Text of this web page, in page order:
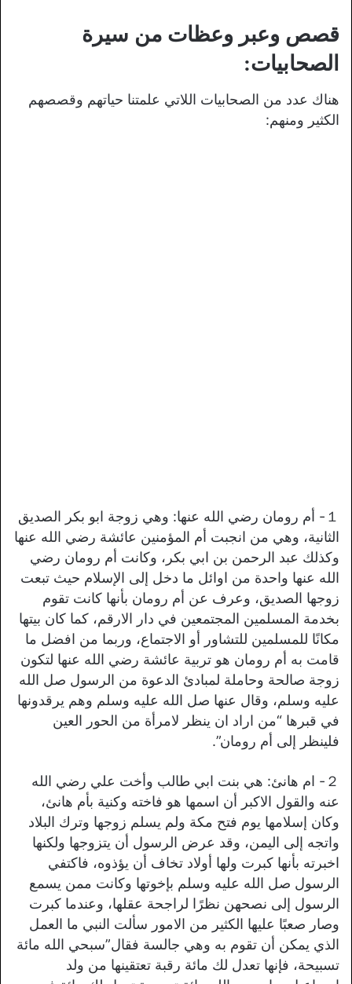
قصص وعبر وعظات من سيرة
الصحابيات:
هناك عدد من الصحابيات اللاتي علمتنا حياتهم وقصصهم
الكثير ومنهم:
１- أم رومان رضي الله عنها: وهي زوجة ابو بكر الصديق
الثانية، وهي من انجبت أم المؤمنين عائشة رضي الله عنها
وكذلك عبد الرحمن بن ابي بكر، وكانت أم رومان رضي
الله عنها واحدة من اوائل ما دخل إلى الإسلام حيث تبعت
زوجها الصديق، وعرف عن أم رومان بأنها كانت تقوم
بخدمة المسلمين المجتمعين في دار الارقم، كما كان بيتها
مكانًا للمسلمين للتشاور أو الاجتماع، وربما من افضل ما
قامت به أم رومان هو تربية عائشة رضي الله عنها لتكون
زوجة صالحة وحاملة لمبادئ الدعوة من الرسول صل الله
عليه وسلم، وقال عنها صل الله عليه وسلم وهم يرقدونها
في قبرها “من اراد ان ينظر لامرأة من الحور العين
فلينظر إلى أم رومان”.
２- ام هانئ: هي بنت ابي طالب وأخت علي رضي الله
عنه والقول الاكبر أن اسمها هو فاخته وكنية بأم هانئ،
وكان إسلامها يوم فتح مكة ولم يسلم زوجها وترك البلاد
واتجه إلى اليمن، وقد عرض الرسول أن يتزوجها ولكنها
اخبرته بأنها كبرت ولها أولاد تخاف أن يؤذوه، فاكتفي
الرسول صل الله عليه وسلم بإخوتها وكانت ممن يسمع
الرسول إلى نصحهن نظرًا لراجحة عقلها، وعندما كبرت
وصار صعبًا عليها الكثير من الامور سألت النبي ما العمل
الذي يمكن أن تقوم به وهي جالسة فقال”سبحي الله مائة
تسبيحة، فإنها تعدل لك مائة رقبة تعتقينها من ولد